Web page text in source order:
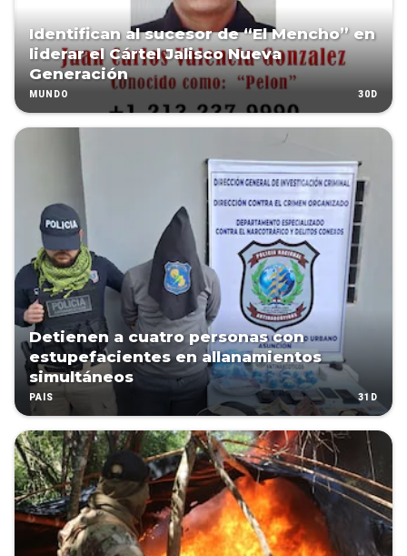
Identifican al sucesor de “El Mencho” en
liderar el Cártel Jalisco Nueva
Generación
MUNDO 30D
Detienen a cuatro personas con
estupefacientes en allanamientos
simultáneos
PAÍS 31D